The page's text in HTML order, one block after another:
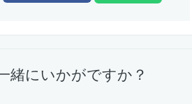
緒にいかがですか？